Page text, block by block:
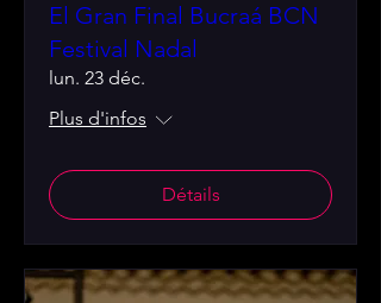
El Gran Final Bucraá BCN
Festival Nadal
lun. 23 déc.
Plus d'infos
Détails